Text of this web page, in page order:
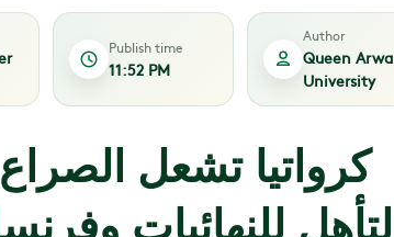
Publish time
11:52 PM
Author
Queen Arwa
University
كرواتيا تشعل